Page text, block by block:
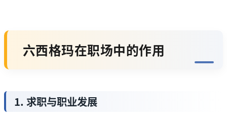
六西格玛在职场中的作用
1. 求职与职业发展